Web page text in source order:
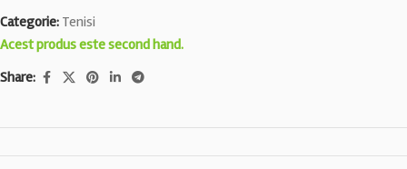
Categorie: Tenisi
Acest produs este second hand.
Share: